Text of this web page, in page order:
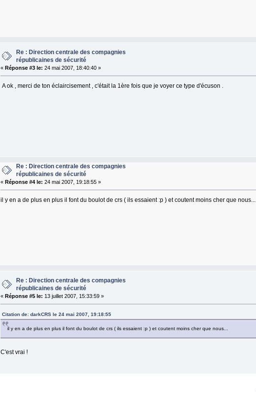
Re : Direction centrale des compagnies
républicaines de sécurité
« Réponse #3 le: 24 mai 2007, 18:40:40 »
A ok , merci de ton éclaircisement , c'était la 1ère fois que je voyer ce type d'écuson .
Re : Direction centrale des compagnies
républicaines de sécurité
« Réponse #4 le: 24 mai 2007, 19:18:55 »
il y en a de plus en plus il font du boulot de crs ( ils essaient :p ) et coutent moins cher que nous...
Re : Direction centrale des compagnies
républicaines de sécurité
« Réponse #5 le: 13 juillet 2007, 15:33:59 »
Citation de: darkCRS le 24 mai 2007, 19:18:55
il y en a de plus en plus il font du boulot de crs ( ils essaient :p ) et coutent moins cher que nous...
C'est vrai !